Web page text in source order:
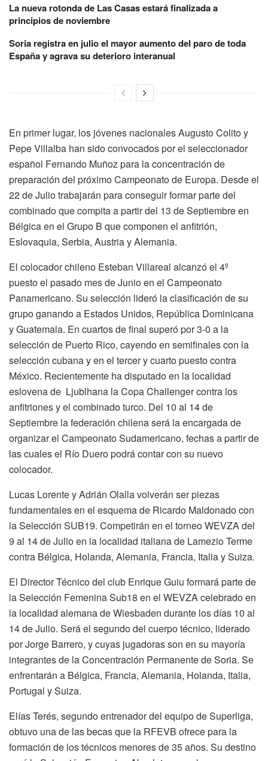
La nueva rotonda de Las Casas estará finalizada a
principios de noviembre
Soria registra en julio el mayor aumento del paro de toda
España y agrava su deterioro interanual
En primer lugar, los jóvenes nacionales Augusto Colito y
Pepe Villalba han sido convocados por el seleccionador
español Fernando Muñoz para la concentración de
preparación del próximo Campeonato de Europa. Desde el
22 de Julio trabajarán para conseguir formar parte del
combinado que compita a partir del 13 de Septiembre en
Bélgica en el Grupo B que componen el anfitrión,
Eslovaquia, Serbia, Austria y Alemania.
El colocador chileno Esteban Villareal alcanzó el 4º
puesto el pasado mes de Junio en el Campeonato
Panamericano. Su selección lideró la clasificación de su
grupo ganando a Estados Unidos, República Dominicana
y Guatemala. En cuartos de final superó por 3-0 a la
selección de Puerto Rico, cayendo en semifinales con la
selección cubana y en el tercer y cuarto puesto contra
México. Recientemente ha disputado en la localidad
eslovena de Ljublhana la Copa Challenger contra los
anfitriones y el combinado turco. Del 10 al 14 de
Septiembre la federación chilena será la encargada de
organizar el Campeonato Sudamericano, fechas a partir de
las cuales el Río Duero podrá contar con su nuevo
colocador.
Lucas Lorente y Adrián Olalla volverán ser piezas
fundamentales en el esquema de Ricardo Maldonado con
la Selección SUB19. Competirán en el torneo WEVZA del
9 al 14 de Julio en la localidad italiana de Lamezio Terme
contra Bélgica, Holanda, Alemania, Francia, Italia y Suiza.
El Director Técnico del club Enrique Guiu formará parte de
la Selección Femenina Sub18 en el WEVZA celebrado en
la localidad alemana de Wiesbaden durante los días 10 al
14 de Julio. Será el segundo del cuerpo técnico, liderado
por Jorge Barrero, y cuyas jugadoras son en su mayoría
integrantes de la Concentración Permanente de Soria. Se
enfrentarán a Bélgica, Francia, Alemania, Holanda, Italia,
Portugal y Suiza.
Elías Terés, segundo entrenador del equipo de Superliga,
obtuvo una de las becas que la RFEVB ofrece para la
formación de los técnicos menores de 35 años. Su destino